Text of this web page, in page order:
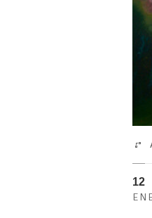
12